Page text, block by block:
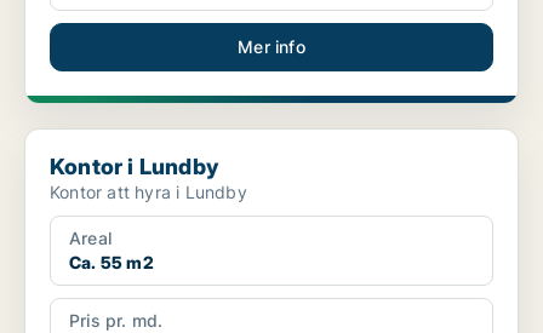
Mer info
Kontor i Lundby
Kontor i Lundby
Kontor att hyra i Lundby
Areal
Ca. 55 m2
Pris pr. md.